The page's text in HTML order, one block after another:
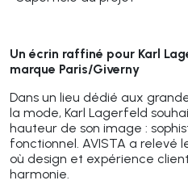
Un écrin raffiné pour Karl
marque Paris/Giverny
Dans un lieu dédié aux
la mode, Karl Lagerfeld
hauteur de son image :
fonctionnel. AVISTA a relevé
où design et expérience
harmonie.